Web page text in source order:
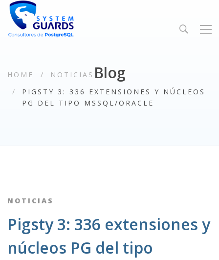
Blog
HOME
NOTICIAS
PIGSTY 3: 336 EXTENSIONES Y NÚCLEOS
PG DEL TIPO MSSQL/ORACLE
NOTICIAS
Pigsty 3: 336 extensiones y
núcleos PG del tipo